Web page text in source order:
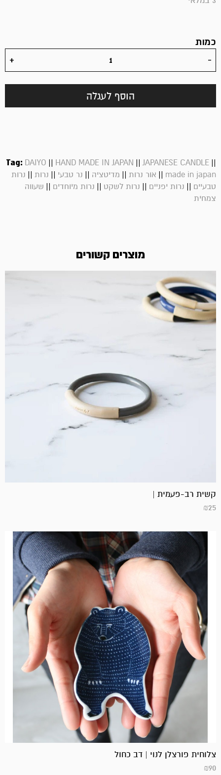
כמות
הוסף לעגלה
Tag: DAIYO || HAND MADE IN JAPAN ||JAPANESE CANDLE ||
made in japan
|| אור נרות || מדיטציה || נר טבעי || נרות || נרות
טבעיים || נרות יפניים || נרות לשקט || נרות מיוחדים || שעווה
צמחית
מוצרים קשורים
קשית רב-פעמית |
₪25
צלוחית פורצלן לנוי | דב כחול
₪90